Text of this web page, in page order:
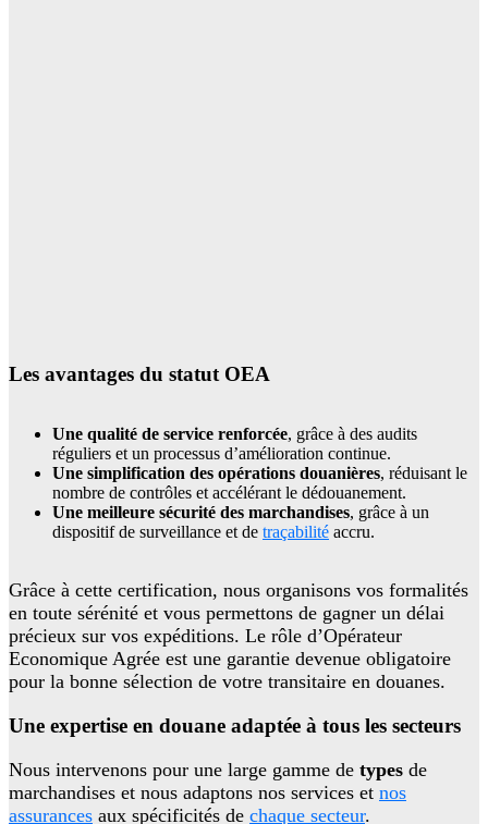
Les avantages du statut OEA
Une qualité de service renforcée, grâce à des audits
réguliers et un processus d’amélioration continue.
Une simplification des opérations douanières, réduisant le
nombre de contrôles et accélérant le dédouanement.
Une meilleure sécurité des marchandises, grâce à un
dispositif de surveillance et de traçabilité accru.
Grâce à cette certification, nous organisons vos formalités
en toute sérénité et vous permettons de gagner un délai
précieux sur vos expéditions. Le rôle d’Opérateur
Economique Agrée est une garantie devenue obligatoire
pour la bonne sélection de votre transitaire en douanes.
Une expertise en douane adaptée à tous les secteurs
Nous intervenons pour une large gamme de types de
marchandises et nous adaptons nos services et nos
assurances aux spécificités de chaque secteur.